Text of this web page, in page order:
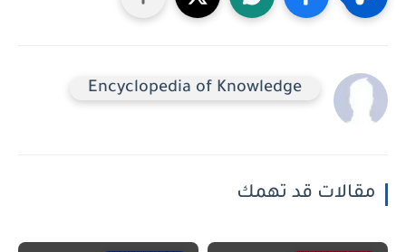
Encyclopedia of Knowledge
مقالات قد تهمك